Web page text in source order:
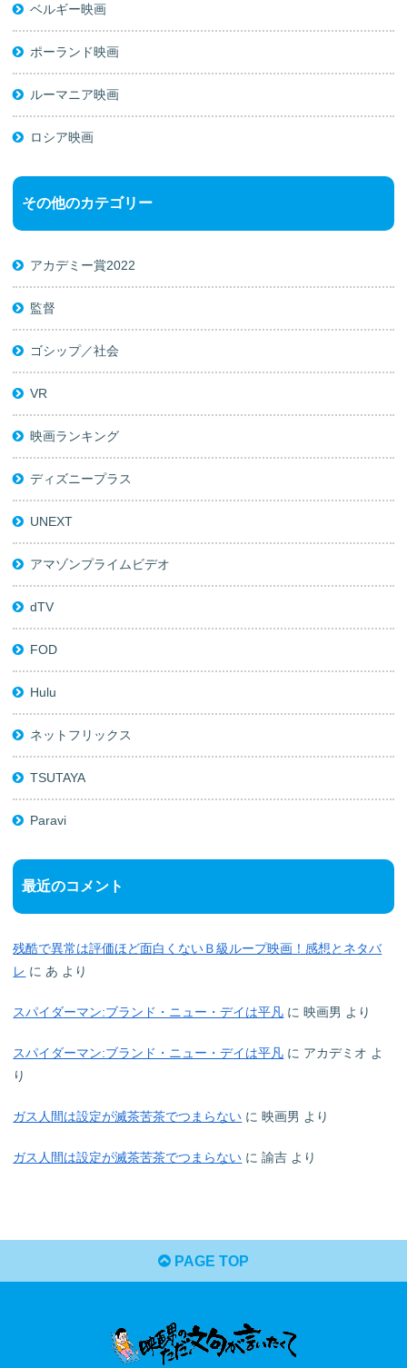
ベルギー映画
ポーランド映画
ルーマニア映画
ロシア映画
その他のカテゴリー
アカデミー賞2022
監督
ゴシップ／社会
VR
映画ランキング
ディズニープラス
UNEXT
アマゾンプライムビデオ
dTV
FOD
Hulu
ネットフリックス
TSUTAYA
Paravi
最近のコメント
残酷で異常は評価ほど面白くないＢ級ループ映画！感想とネタバ
レ に あ より
スパイダーマン:ブランド・ニュー・デイは平凡 に映画男 より
スパイダーマン:ブランド・ニュー・デイは平凡 に アカデミオ よ
り
ガス人間は設定が滅茶苦茶でつまらない に映画男 より
ガス人間は設定が滅茶苦茶でつまらない に諭吉 より
PAGE TOP